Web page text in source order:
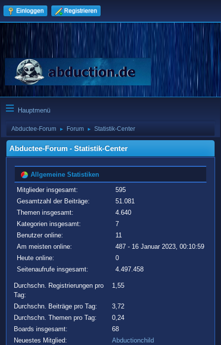
Einloggen Registrieren
Hauptmenü
Abductee-Forum ► Forum ► Statistik-Center
Abductee-Forum - Statistik-Center
Allgemeine Statistiken
Mitglieder insgesamt:
595
Gesamtzahl der Beiträge:
51.081
Themen insgesamt:
4.640
Kategorien insgesamt:
7
Benutzer online:
11
Am meisten online:
487 - 16 Januar 2023, 00:10:59
Heute online:
0
Seitenaufrufe insgesamt:
4.497.458
Durchschn. Registrierungen pro
Tag:
1,55
Durchschn. Beiträge pro Tag:
3,72
Durchschn. Themen pro Tag:
0,24
Boards insgesamt:
68
Neuestes Mitglied:
Abductionchild